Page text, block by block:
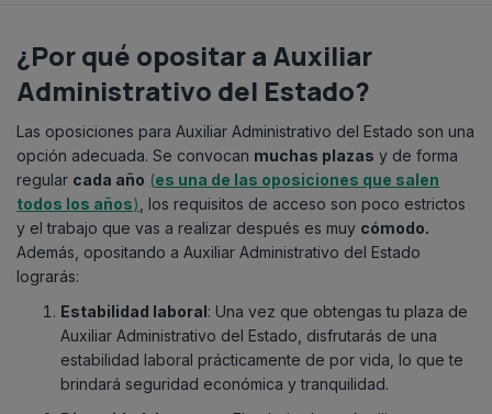
¿Por qué opositar a Auxiliar
Administrativo del Estado?
Las oposiciones para Auxiliar Administrativo del Estado son una
opción adecuada. Se convocan muchas plazas y de forma
regular cada año (es una de las oposiciones que salen
todos los años) , los requisitos de acceso son poco estrictos
y el trabajo que vas a realizar después es muy cómodo.
Además, opositando a Auxiliar Administrativo del Estado
lograrás:
Estabilidad laboral: Una vez que obtengas tu plaza de
Auxiliar Administrativo del Estado, disfrutarás de una
estabilidad laboral prácticamente de por vida, lo que te
brindará seguridad económica y tranquilidad.